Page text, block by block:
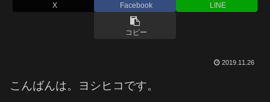
X Facebook LINE
コピー
2019.11.26
こんばんは。ヨシヒコです。